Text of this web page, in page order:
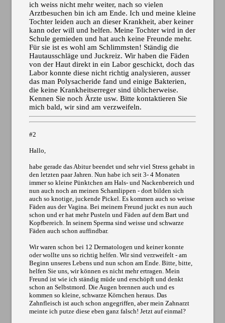
ich weiss nicht mehr weiter, nach so vielen
Arztbesuchen bin ich am Ende. Ich und meine kleine
Tochter leiden auch an dieser Krankheit, aber keiner
kann oder will und helfen. Meine Tochter wird in der
Schule gemieden und hat auch keine Freunde mehr.
Für sie ist es wohl am Schlimmsten! Ständig die
Hautausschläge und Juckreiz. Wir haben die Fäden
von der Haut direkt in ein Labor geschickt, doch das
Labor konnte diese nicht richtig analysieren, ausser
das man Polysacheride fand und einige Bakterien,
die keine Krankheitserreger sind üblicherweise.
Kennen Sie noch Ärzte usw. Bitte kontaktieren Sie
mich bald, wir sind am verzweifeln.
#2
Hallo,
habe gerade das Abitur beendet und sehr viel Stress gehabt in
den letzten paar Jahren. Nun habe ich seit 3- 4 Monaten
immer so kleine Pünktchen am Hals- und Nackenbereich und
nun auch noch an meinen Schamlippen - dort bilden sich
auch so knotige, juckende Pickel. Es kommen auch so weisse
Fäden aus der Vagina. Bei meinem Freund juckt es nun auch
schon und er hat mehr Pusteln und Fäden auf dem Bart und
Kopfbereich. In seinem Sperma sind weisse und schwarze
Fäden auch schon auffindbar.
Wir waren schon bei 12 Dermatologen und keiner konnte
oder wollte uns so richtig helfen. Wir sind verzweifelt - am
Beginn unseres Lebens und nun schon am Ende. Bitte, bitte,
helfen Sie uns, wir können es nicht mehr ertragen. Mein
Freund ist wie ich ständig müde und erschöpft und denkt
schon an Selbstmord. Die Augen brennen auch und es
kommen so kleine, schwarze Körnchen heraus. Das
Zahnfleisch ist auch schon angegriffen, aber mein Zahnarzt
meinte ich putze diese eben ganz falsch! Jetzt auf einmal?